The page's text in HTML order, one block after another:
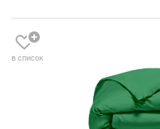
в список